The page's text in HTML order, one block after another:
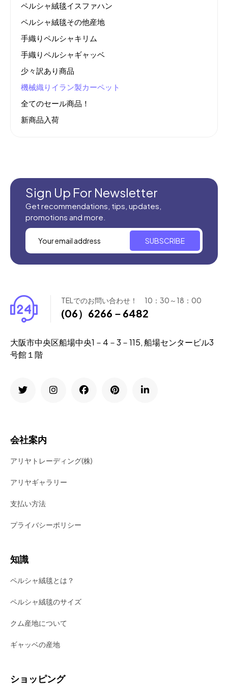
ペルシャ絨毯イスファハン
ペルシャ絨毯その他産地
手織りペルシャキリム
手織りペルシャギャッベ
少々訳あり商品
機械織りイラン製カーペット
全てのセール商品！
新商品入荷
Sign Up For Newsletter
Get recommendations, tips, updates,
promotions and more.
SUBSCRIBE
TELでのお問い合わせ！ 10：30～18：00
(06）6266－6482
大阪市中央区船場中央1－4－3－115, 船場センタービル3
号館１階
会社案内
アリヤトレーディング(株)
アリヤギャラリー
支払い方法
プライバシーポリシー
知識
ペルシャ絨毯とは？
ペルシャ絨毯のサイズ
クム産地について
ギャッベの産地
ショッピング